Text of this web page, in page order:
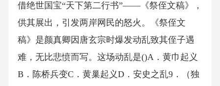
借绝世国宝“天下第二行书”——《祭侄文稿》，
供其展出，引发两岸网民的怒火。《祭侄文
稿》是颜真卿因唐玄宗时爆发动乱致其侄子遇
难，无比悲愤而写。这场动乱是()A．黄巾起义
B．陈桥兵变C．黄巢起义D．安史之乱9．（独